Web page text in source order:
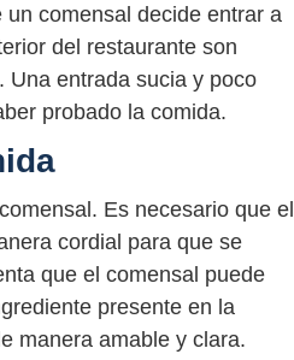
comensal decide entrar a
del restaurante son
Una entrada sucia y poco
probado la comida.
Es necesario que el
cordial para que se
que el comensal puede
presente en la
manera amable y clara.